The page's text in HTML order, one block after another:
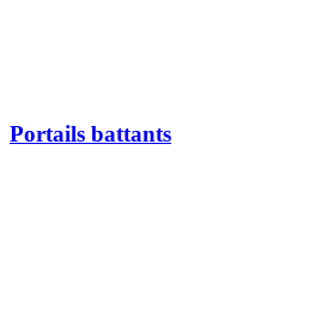
Portails battants